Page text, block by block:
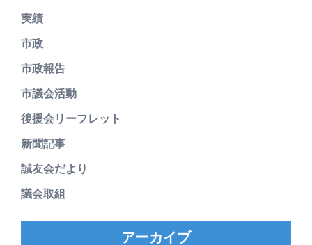
実績
市政
市政報告
市議会活動
後援会リーフレット
新聞記事
誠友会だより
議会取組
アーカイブ